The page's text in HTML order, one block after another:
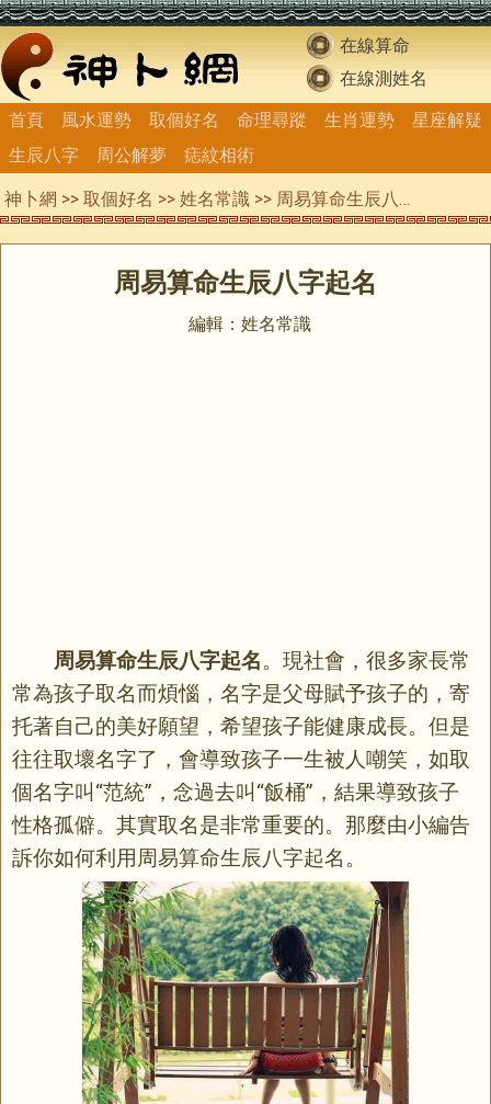
在線算命
在線測姓名
首頁
風水運勢 取個好名 命理尋蹤 生肖運勢
星座解疑
生辰八字
周公解夢 痣紋相術
神卜網 >> 取個好名 >> 姓名常識 >> 周易算命生辰八字起名
周易算命生辰八字起名
編輯：姓名常識
周易算命生辰八字起名。現社會，很多家長常
常為孩子取名而煩惱，名字是父母賦予孩子的，寄
托著自己的美好願望，希望孩子能健康成長。但是
往往取壞名字了，會導致孩子一生被人嘲笑，如取
個名字叫“范統”，念過去叫“飯桶”，結果導致孩子
性格孤僻。其實取名是非常重要的。那麼由小編告
訴你如何利用周易算命生辰八字起名。